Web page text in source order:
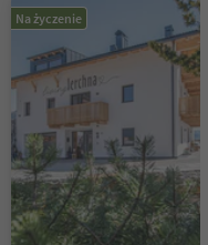
Na życzenie